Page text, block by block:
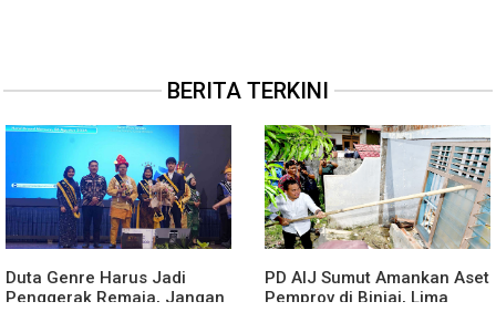
BERITA TERKINI
Duta Genre Harus Jadi
Penggerak Remaja, Jangan
PD AIJ Sumut Amankan Aset
Pemprov di Binjai, Lima